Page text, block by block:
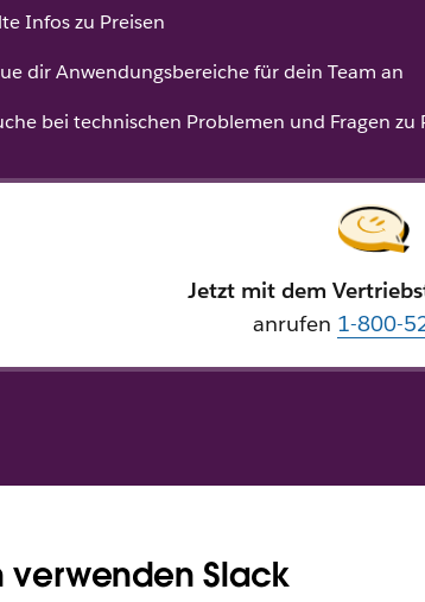
Infos zu Preisen
dir Anwendungsbereiche für dein Team an
bei technischen Problemen und Fragen
Jetzt mit dem
anrufen 1-800-
verwenden Slack